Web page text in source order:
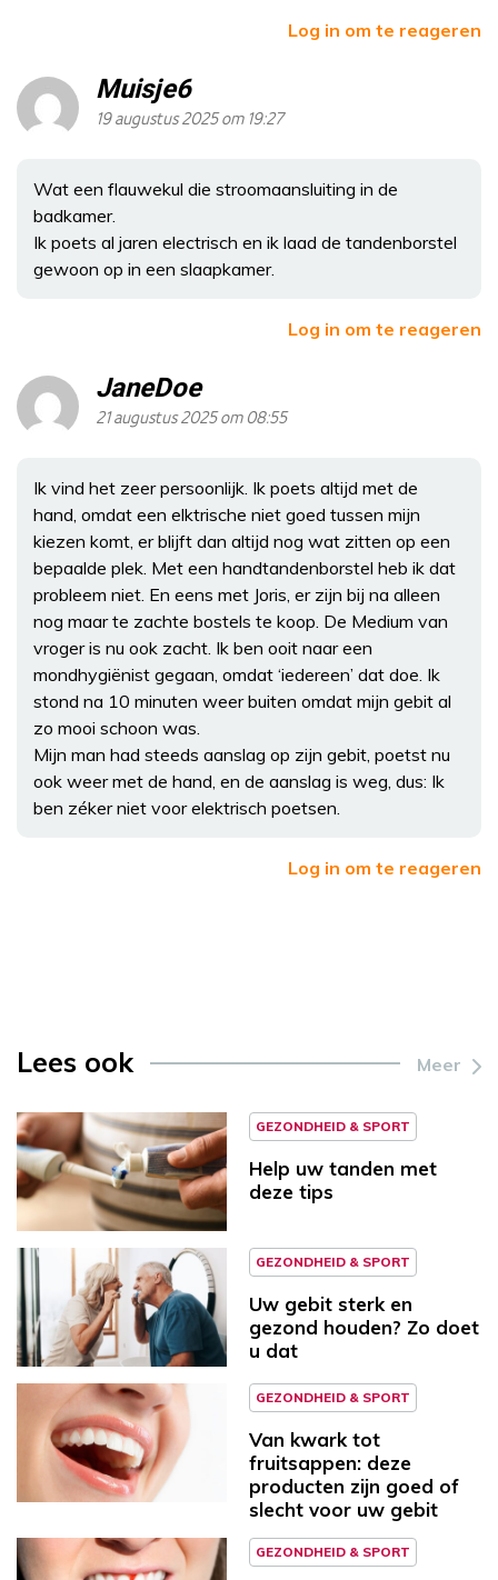
Log in om te reageren
Muisje6
19 augustus 2025 om 19:27
Wat een flauwekul die stroomaansluiting in de
badkamer.
Ik poets al jaren electrisch en ik laad de tandenborstel
gewoon op in een slaapkamer.
Log in om te reageren
JaneDoe
21 augustus 2025 om 08:55
Ik vind het zeer persoonlijk. Ik poets altijd met de
hand, omdat een elktrische niet goed tussen mijn
kiezen komt, er blijft dan altijd nog wat zitten op een
bepaalde plek. Met een handtandenborstel heb ik dat
probleem niet. En eens met Joris, er zijn bij na alleen
nog maar te zachte bostels te koop. De Medium van
vroger is nu ook zacht. Ik ben ooit naar een
mondhygiënist gegaan, omdat ‘iedereen’ dat doe. Ik
stond na 10 minuten weer buiten omdat mijn gebit al
zo mooi schoon was.
Mijn man had steeds aanslag op zijn gebit, poetst nu
ook weer met de hand, en de aanslag is weg, dus: Ik
ben zéker niet voor elektrisch poetsen.
Log in om te reageren
Lees ook Meer
GEZONDHEID & SPORT
Help uw tanden met
deze tips
GEZONDHEID & SPORT
Uw gebit sterk en
gezond houden? Zo doet
u dat
GEZONDHEID & SPORT
Van kwark tot
fruitsappen: deze
producten zijn goed of
slecht voor uw gebit
GEZONDHEID & SPORT